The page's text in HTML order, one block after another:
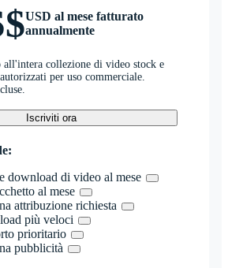
USD al mese fatturato
annualmente
all'intera collezione di video stock e
per uso commerciale.
Iscriviti ora
download di video al mese
al mese
attribuzione richiesta
più veloci
prioritario
pubblicità